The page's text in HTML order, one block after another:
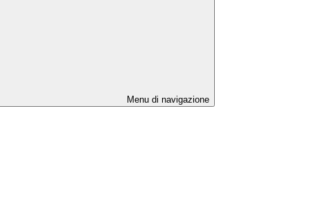
Menu di navigazione